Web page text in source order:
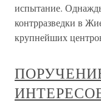
испытание.
контрразведки в
крупнейших